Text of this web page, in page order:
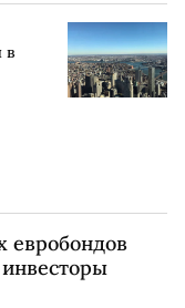
в
евробондов